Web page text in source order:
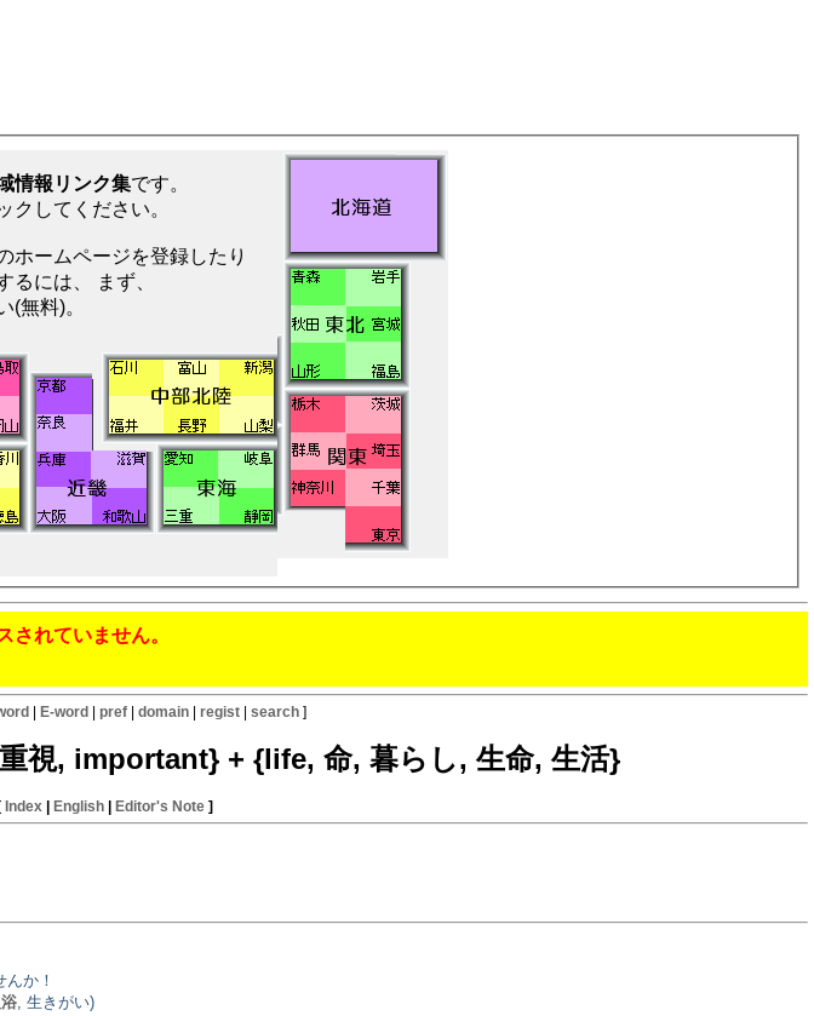
情報リンク集です。
クしてください。
ホームページを登録したり
掲示板に記事を投稿したりするには、 まず、
(無料)。
れていません。
| E-word | pref | domain | regist | search ]
視, important} + {life, 命, 暮らし, 生命, 生活}
Index | English | Editor's Note ]
か！
浴 , 生きがい)